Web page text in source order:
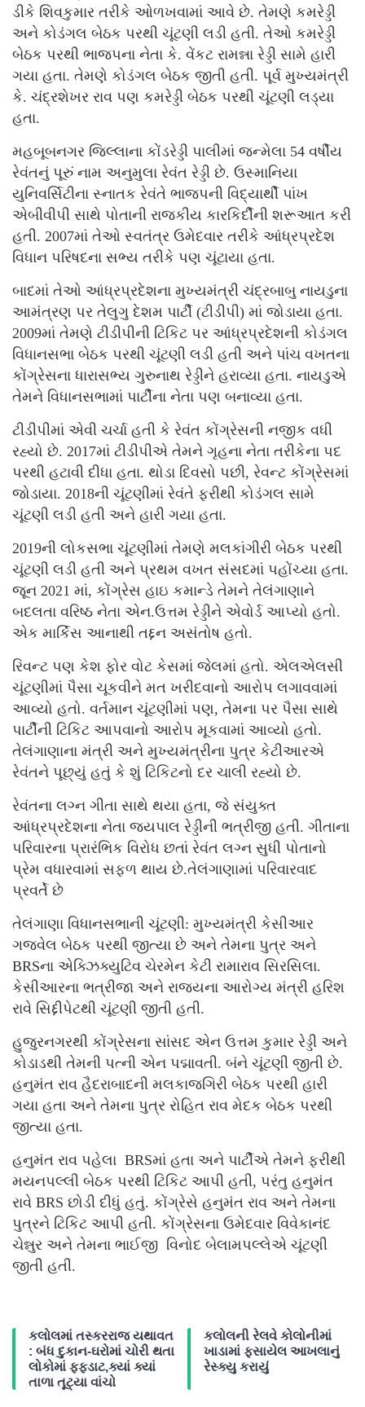
ડીકે શિવકુમાર તરીકે ઓળખવામાં આવે છે. તેમણે કમરેડ્ડી
અને કોડંગલ બેઠક પરથી ચૂંટણી લડી હતી. તેઓ કમરેડ્ડી
બેઠક પરથી ભાજપના નેતા કે. વેંકટ રામન્ના રેડ્ડી સામે હારી
ગયા હતા. તેમણે કોડંગલ બેઠક જીતી હતી. પૂર્વ મુખ્યમંત્રી
કે. ચંદ્રશેખર રાવ પણ કમરેડ્ડી બેઠક પરથી ચૂંટણી લડ્યા
હતા.
મહબૂબનગર જિલ્લાના કોંડરેડ્ડી પાલીમાં જન્મેલા 54 વર્ષીય
રેવંતનું પૂરું નામ અનુમુલા રેવંત રેડ્ડી છે. ઉસ્માનિયા
યુનિવર્સિટીના સ્નાતક રેવંતે ભાજપની વિદ્યાર્થી પાંખ
એબીવીપી સાથે પોતાની રાજકીય કારકિર્દીની શરૂઆત કરી
હતી. 2007માં તેઓ સ્વતંત્ર ઉમેદવાર તરીકે આંધ્રપ્રદેશ
વિધાન પરિષદના સભ્ય તરીકે પણ ચૂંટાયા હતા.
બાદમાં તેઓ આંધ્રપ્રદેશના મુખ્યમંત્રી ચંદ્રબાબુ નાયડુના
આમંત્રણ પર તેલુગુ દેશમ પાર્ટી (ટીડીપી) માં જોડાયા હતા.
2009માં તેમણે ટીડીપીની ટિકિટ પર આંધ્રપ્રદેશની કોડંગલ
વિધાનસભા બેઠક પરથી ચૂંટણી લડી હતી અને પાંચ વખતના
કોંગ્રેસના ધારાસભ્ય ગુરુનાથ રેડ્ડીને હરાવ્યા હતા. નાયડુએ
તેમને વિધાનસભામાં પાર્ટીના નેતા પણ બનાવ્યા હતા.
ટીડીપીમાં એવી ચર્ચા હતી કે રેવંત કોંગ્રેસની નજીક વધી
રહ્યો છે. 2017માં ટીડીપીએ તેમને ગૃહના નેતા તરીકેના પદ
પરથી હટાવી દીધા હતા. થોડા દિવસો પછી, રેવન્ટ કોંગ્રેસમાં
જોડાયા. 2018ની ચૂંટણીમાં રેવંતે ફરીથી કોડંગલ સામે
ચૂંટણી લડી હતી અને હારી ગયા હતા.
2019ની લોકસભા ચૂંટણીમાં તેમણે મલકાંગીરી બેઠક પરથી
ચૂંટણી લડી હતી અને પ્રથમ વખત સંસદમાં પહોંચ્યા હતા.
જૂન 2021 માં, કોંગ્રેસ હાઇ કમાન્ડે તેમને તેલંગાણાને
બદલતા વરિષ્ઠ નેતા એન.ઉત્તમ રેડ્ડીને એવોર્ડ આપ્યો હતો.
એક માર્કિસ આનાથી તદ્દન અસંતોષ હતો.
રિવન્ટ પણ કેશ ફોર વોટ કેસમાં જેલમાં હતો. એલએલસી
ચૂંટણીમાં પૈસા ચૂકવીને મત ખરીદવાનો આરોપ લગાવવામાં
આવ્યો હતો. વર્તમાન ચૂંટણીમાં પણ, તેમના પર પૈસા સાથે
પાર્ટીની ટિકિટ આપવાનો આરોપ મૂકવામાં આવ્યો હતો.
તેલંગાણાના મંત્રી અને મુખ્યમંત્રીના પુત્ર કેટીઆરએ
રેવંતને પૂછ્યું હતું કે શું ટિકિટનો દર ચાલી રહ્યો છે.
રેવંતના લગ્ન ગીતા સાથે થયા હતા, જે સંયુક્ત
આંધ્રપ્રદેશના નેતા જયપાલ રેડ્ડીની ભત્રીજી હતી. ગીતાના
પરિવારના પ્રારંભિક વિરોધ છતાં રેવંત લગ્ન સુધી પોતાનો
પ્રેમ વધારવામાં સફળ થાય છે.તેલંગાણામાં પરિવારવાદ
પ્રવર્તે છે
તેલંગાણા વિધાનસભાની ચૂંટણી: મુખ્યમંત્રી કેસીઆર
ગજવેલ બેઠક પરથી જીત્યા છે અને તેમના પુત્ર અને
BRSના એક્ઝિક્યુટિવ ચેરમેન કેટી રામારાવ સિરસિલા.
કેસીઆરના ભત્રીજા અને રાજ્યના આરોગ્ય મંત્રી હરિશ
રાવે સિદ્દીપેટથી ચૂંટણી જીતી હતી.
હુજુરનગરથી કોંગ્રેસના સાંસદ એન ઉત્તમ કુમાર રેડ્ડી અને
કોડાડથી તેમની પત્ની એન પદ્માવતી. બંને ચૂંટણી જીતી છે.
હનુમંત રાવ હૈદરાબાદની મલકાજગિરી બેઠક પરથી હારી
ગયા હતા અને તેમના પુત્ર રોહિત રાવ મેદક બેઠક પરથી
જીત્યા હતા.
હનુમંત રાવ પહેલા BRSમાં હતા અને પાર્ટીએ તેમને ફરીથી
મયનપલ્લી બેઠક પરથી ટિકિટ આપી હતી, પરંતુ હનુમંત
રાવે BRS છોડી દીધું હતું. કોંગ્રેસે હનુમંત રાવ અને તેમના
પુત્રને ટિકિટ આપી હતી. કોંગ્રેસના ઉમેદવાર વિવેકાનંદ
ચેન્નુર અને તેમના ભાઈજી વિનોદ બેલામપલ્લેએ ચૂંટણી
જીતી હતી.
કલોલમાં તસ્કરરાજ યથાવત
: બંધ દુકાન-ઘરોમાં ચોરી થતા
લોકોમાં ફફડાટ,ક્યાં ક્યાં
તાળા તૂટ્યા વાંચો
કલોલની રેલવે કોલોનીમાં
ખાડામાં ફસાયેલ આખલાનું
રેસ્ક્યુ કરાયું